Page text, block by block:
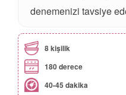
denemenizi tavsiye
8 kişilik
180 derece
40-45 dakika